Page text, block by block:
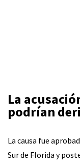
La
podrían
La causa fue
Sur de Florida y